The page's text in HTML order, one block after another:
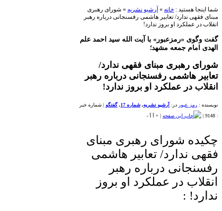
شما اینجا هستید : خانه » آرشیو نشریه » شورای رهبری
مبنای فقهی ندارد/ تعابیر هاشمی رفسنجانی درباره رهبر
انقلاب در عملکرد او بروز ندارد!
گفت وگوی «رمزعبور» با آیت الله سید احمد علم
الهدی امام جمعه مشهد؛
شورای رهبری مبنای فقهی ندارد/
تعابیر هاشمی رفسنجانی درباره رهبر
انقلاب در عملکرد او بروز ندارد!
نویسنده : رمز عبور در: آرشیو نشریه, شماره 17 ,گفتگو | شماره خبر
: 9148
|
|
+ آ آ -
چکیده شورای رهبری مبنای
فقهی ندارد/ تعابیر هاشمی
رفسنجانی درباره رهبر
انقلاب در عملکرد او بروز
ندارد! :